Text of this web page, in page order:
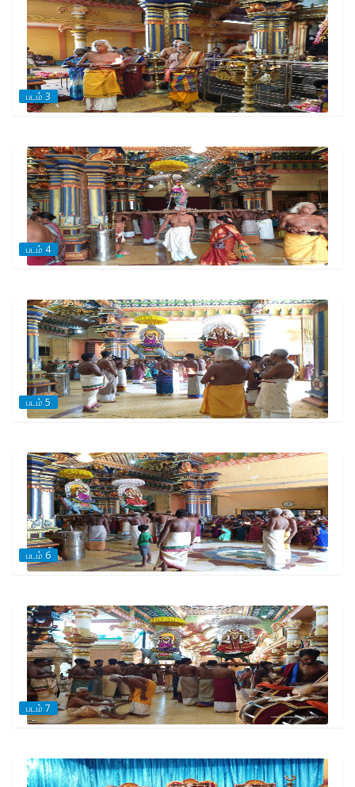
படம் 3
படம் 4
படம் 5
படம் 6
படம் 7